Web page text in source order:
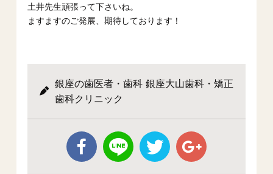
土井先生頑張って下さいね。
ますますのご発展、期待しております！
銀座の歯医者・歯科 銀座大山歯科・矯正
歯科クリニック